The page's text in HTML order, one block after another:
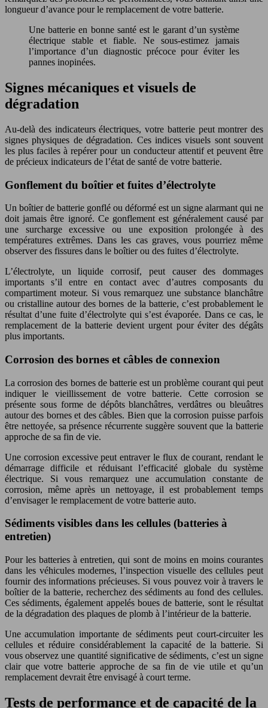
longueur d’avance pour le remplacement de votre batterie.
Une batterie en bonne santé est le garant d’un système
électrique stable et fiable. Ne sous-estimez jamais
l’importance d’un diagnostic précoce pour éviter les
pannes inopinées.
Signes mécaniques et visuels de
dégradation
Au-delà des indicateurs électriques, votre batterie peut montrer des
signes physiques de dégradation. Ces indices visuels sont souvent
les plus faciles à repérer pour un conducteur attentif et peuvent être
de précieux indicateurs de l’état de santé de votre batterie.
Gonflement du boîtier et fuites d’électrolyte
Un boîtier de batterie gonflé ou déformé est un signe alarmant qui ne
doit jamais être ignoré. Ce gonflement est généralement causé par
une surcharge excessive ou une exposition prolongée à des
températures extrêmes. Dans les cas graves, vous pourriez même
observer des fissures dans le boîtier ou des fuites d’électrolyte.
L’électrolyte, un liquide corrosif, peut causer des dommages
importants s’il entre en contact avec d’autres composants du
compartiment moteur. Si vous remarquez une substance blanchâtre
ou cristalline autour des bornes de la batterie, c’est probablement le
résultat d’une fuite d’électrolyte qui s’est évaporée. Dans ce cas, le
remplacement de la batterie devient urgent pour éviter des dégâts
plus importants.
Corrosion des bornes et câbles de connexion
La corrosion des bornes de batterie est un problème courant qui peut
indiquer le vieillissement de votre batterie. Cette corrosion se
présente sous forme de dépôts blanchâtres, verdâtres ou bleuâtres
autour des bornes et des câbles. Bien que la corrosion puisse parfois
être nettoyée, sa présence récurrente suggère souvent que la batterie
approche de sa fin de vie.
Une corrosion excessive peut entraver le flux de courant, rendant le
démarrage difficile et réduisant l’efficacité globale du système
électrique. Si vous remarquez une accumulation constante de
corrosion, même après un nettoyage, il est probablement temps
d’envisager le remplacement de votre batterie auto.
Sédiments visibles dans les cellules (batteries à
entretien)
Pour les batteries à entretien, qui sont de moins en moins courantes
dans les véhicules modernes, l’inspection visuelle des cellules peut
fournir des informations précieuses. Si vous pouvez voir à travers le
boîtier de la batterie, recherchez des sédiments au fond des cellules.
Ces sédiments, également appelés boues de batterie, sont le résultat
de la dégradation des plaques de plomb à l’intérieur de la batterie.
Une accumulation importante de sédiments peut court-circuiter les
cellules et réduire considérablement la capacité de la batterie. Si
vous observez une quantité significative de sédiments, c’est un signe
clair que votre batterie approche de sa fin de vie utile et qu’un
remplacement devrait être envisagé à court terme.
Tests de performance et de capacité de la